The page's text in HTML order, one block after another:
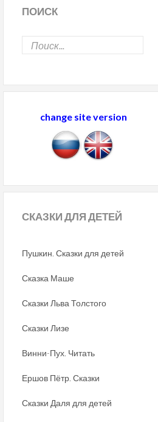
ПОИСК
change site version
СКАЗКИДЛЯ ДЕТЕЙ
Пушкин. Сказки для детей
Сказка Маше
Сказки Льва Толстого
Сказки Лизе
Винни-Пух. Читать
Ершов Пётр. Сказки
Сказки Даля для детей